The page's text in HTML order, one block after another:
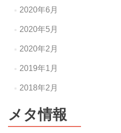
2020年6月
2020年5月
2020年2月
2019年1月
2018年2月
メタ情報